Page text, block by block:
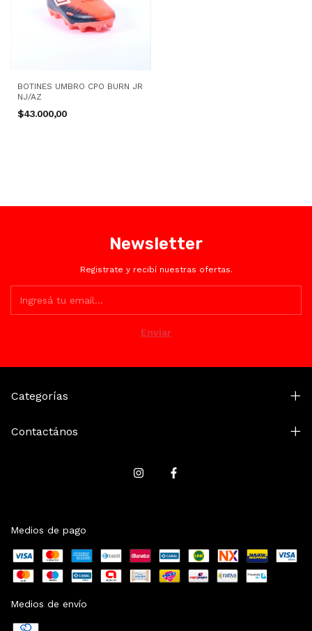
BOTINES UMBRO CPO BURN JR
NJ/AZ
$43.000,00
Newsletter
Registrate y recibí nuestras ofertas.
Categorías
Contactános
Medios de pago
Medios de envío